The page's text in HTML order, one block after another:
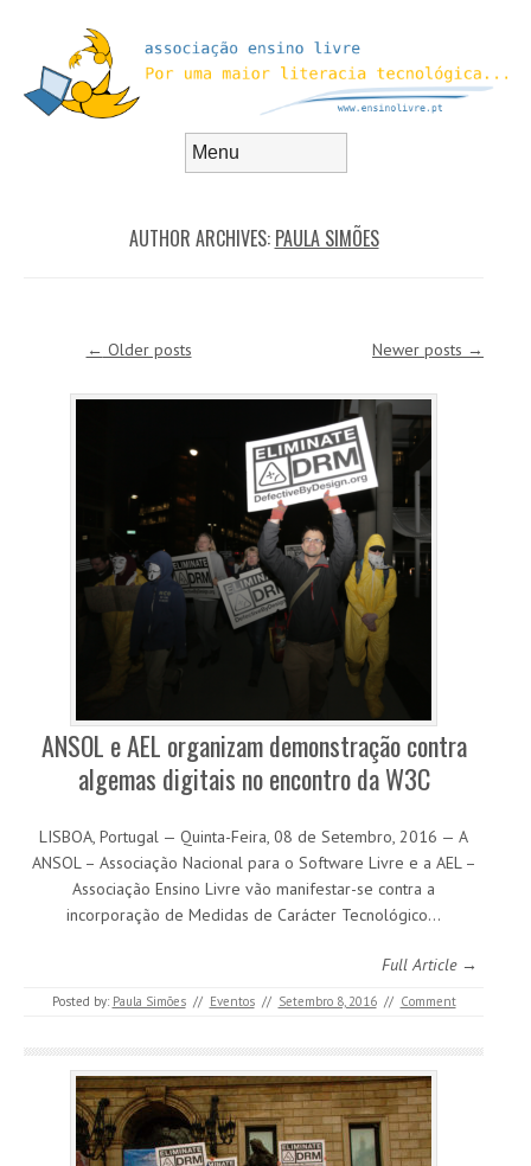
AUTHOR ARCHIVES: PAULA SIMÕES
Post navigation
← Older posts Newer posts →
ANSOL e AEL organizam demonstração contra
algemas digitais no encontro da W3C
LISBOA, Portugal — Quinta-Feira, 08 de Setembro, 2016 — A
ANSOL – Associação Nacional para o Software Livre e a AEL –
Associação Ensino Livre vão manifestar-se contra a
incorporação de Medidas de Carácter Tecnológico…
Full Article →
Posted by: Paula Simões // Eventos // Setembro 8, 2016 // Comment